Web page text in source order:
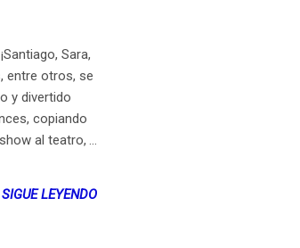
Sara,
entre otros, se
y divertido
copiando
al teatro,
SIGUE LEYENDO